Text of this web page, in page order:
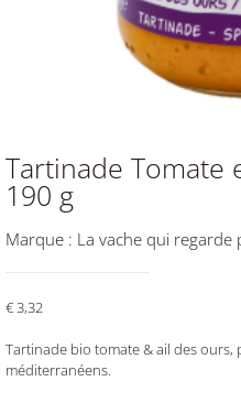
Tartinade Tomate
190 g
Marque : La vache qui regarde
€ 3,32
Tartinade bio tomate & ail des ours,
méditerranéens.